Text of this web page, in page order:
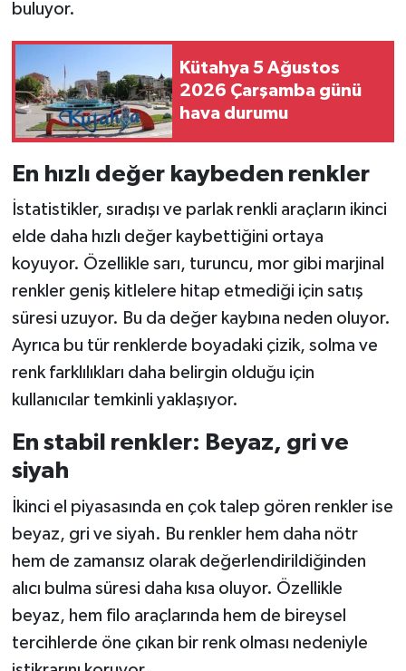
buluyor.
Kütahya 5 Ağustos
2026 Çarşamba günü
hava durumu
En hızlı değer kaybeden renkler
İstatistikler, sıradışı ve parlak renkli araçların ikinci
elde daha hızlı değer kaybettiğini ortaya
koyuyor. Özellikle sarı, turuncu, mor gibi marjinal
renkler geniş kitlelere hitap etmediği için satış
süresi uzuyor. Bu da değer kaybına neden oluyor.
Ayrıca bu tür renklerde boyadaki çizik, solma ve
renk farklılıkları daha belirgin olduğu için
kullanıcılar temkinli yaklaşıyor.
En stabil renkler: Beyaz, gri ve
siyah
İkinci el piyasasında en çok talep gören renkler ise
beyaz, gri ve siyah. Bu renkler hem daha nötr
hem de zamansız olarak değerlendirildiğinden
alıcı bulma süresi daha kısa oluyor. Özellikle
beyaz, hem filo araçlarında hem de bireysel
tercihlerde öne çıkan bir renk olması nedeniyle
Kütahya
Magazin
Otomobil
Pazarlar
Politika
Resmi İlan
Sağlık
Şaphane
Simav
Siyaset
Spor
Tavşanlı